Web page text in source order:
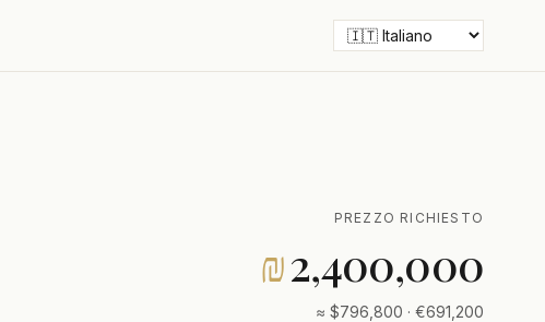
PREZZO RICHIESTO
₪2,400,000
≈ $796,800 · €691,200